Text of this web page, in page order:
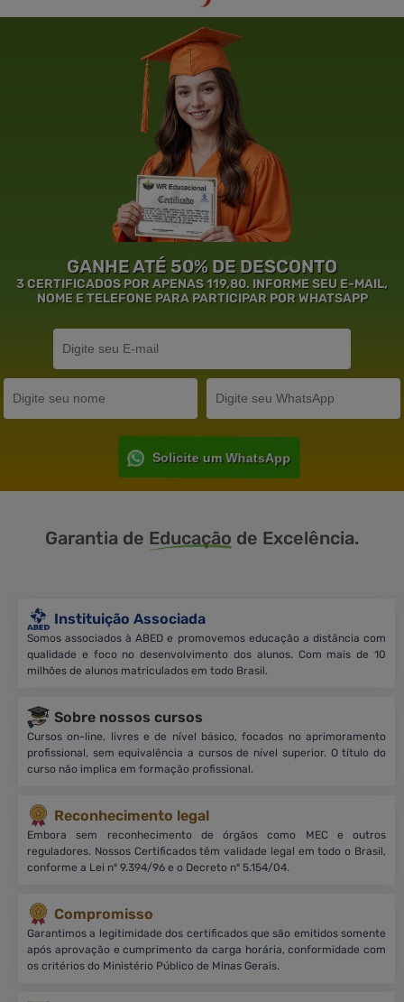
GANHE ATÉ 50% DE DESCONTO
3 CERTIFICADOS POR APENAS 119,80. INFORME SEU E-MAIL,
NOME E TELEFONE PARA PARTICIPAR POR WHATSAPP
Solicite um WhatsApp
Garantia de Educação de Excelência.
Instituição Associada
Somos associados à ABED e promovemos educação a distância com
qualidade e foco no desenvolvimento dos alunos. Com mais de 10
milhões de alunos matriculados em todo Brasil.
Sobre nossos cursos
Cursos on-line, livres e de nível básico, focados no aprimoramento
profissional, sem equivalência a cursos de nível superior. O título do
curso não implica em formação profissional.
Reconhecimento legal
Embora sem reconhecimento de órgãos como MEC e outros
reguladores. Nossos Certificados têm validade legal em todo o Brasil,
conforme a Lei nº 9.394/96 e o Decreto nº 5.154/04.
Compromisso
Garantimos a legitimidade dos certificados que são emitidos somente
após aprovação e cumprimento da carga horária, conformidade com
os critérios do Ministério Público de Minas Gerais.